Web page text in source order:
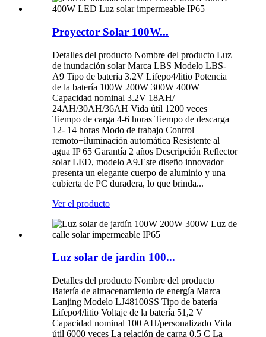
Proyector Solar 100W...
Detalles del producto Nombre del producto Luz
de inundación solar Marca LBS Modelo LBS-
A9 Tipo de batería 3.2V Lifepo4/litio Potencia
de la batería 100W 200W 300W 400W
Capacidad nominal 3.2V 18AH/
24AH/30AH/36AH Vida útil 1200 veces
Tiempo de carga 4-6 horas Tiempo de descarga
12- 14 horas Modo de trabajo Control
remoto+iluminación automática Resistente al
agua IP 65 Garantía 2 años Descripción Reflector
solar LED, modelo A9.Este diseño innovador
presenta un elegante cuerpo de aluminio y una
cubierta de PC duradera, lo que brinda...
Ver el producto
Luz solar de jardín 100...
Detalles del producto Nombre del producto
Batería de almacenamiento de energía Marca
Lanjing Modelo LJ48100SS Tipo de batería
Lifepo4/litio Voltaje de la batería 51,2 V
Capacidad nominal 100 AH/personalizado Vida
útil 6000 veces La relación de carga 0,5 C La